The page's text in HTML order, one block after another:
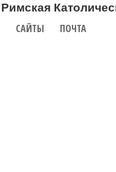
Римская
САЙТЫ ПОЧТА